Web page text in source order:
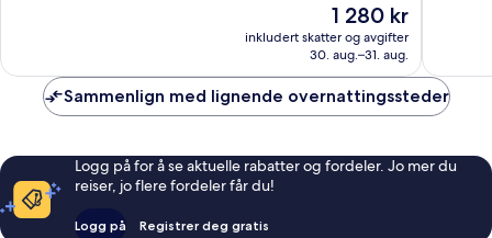
Prisen
er
1 280 kr
1 280 kr
inkludert skatter og avgifter
30. aug.–31. aug.
Sammenlign med lignende overnattingssteder
Logg på for å se aktuelle rabatter og fordeler. Jo mer du
reiser, jo flere fordeler får du!
Logg på Registrer deg gratis